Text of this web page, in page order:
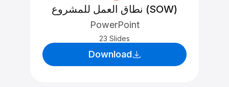
نطاق العمل للمشروع (SOW)
PowerPoint
23 Slides
Download